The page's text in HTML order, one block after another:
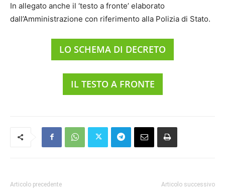
In allegato anche il ‘testo a fronte’ elaborato
dall’Amministrazione con riferimento alla Polizia di Stato.
LO SCHEMA DI DECRETO
IL TESTO A FRONTE
Articolo precedente Articolo successivo